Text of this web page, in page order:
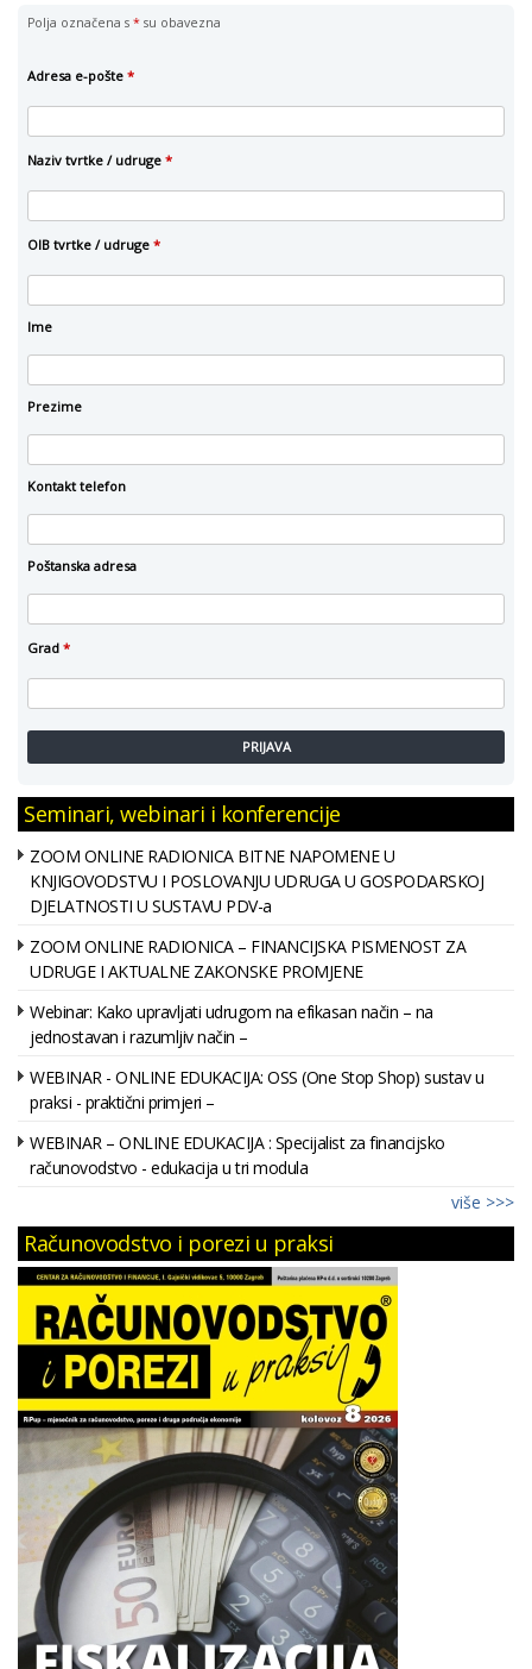
Polja označena s * su obavezna
Adresa e-pošte *
Naziv tvrtke / udruge *
OIB tvrtke / udruge *
Ime
Prezime
Kontakt telefon
Poštanska adresa
Grad *
PRIJAVA
Seminari, webinari i konferencije
ZOOM ONLINE RADIONICA BITNE NAPOMENE U
KNJIGOVODSTVU I POSLOVANJU UDRUGA U GOSPODARSKOJ
DJELATNOSTI U SUSTAVU PDV-a
ZOOM ONLINE RADIONICA – FINANCIJSKA PISMENOST ZA
UDRUGE I AKTUALNE ZAKONSKE PROMJENE
Webinar: Kako upravljati udrugom na efikasan način – na
jednostavan i razumljiv način –
WEBINAR - ONLINE EDUKACIJA: OSS (One Stop Shop) sustav u
praksi - praktični primjeri –
WEBINAR – ONLINE EDUKACIJA : Specijalist za financijsko
računovodstvo - edukacija u tri modula
više >>>
Računovodstvo i porezi u praksi